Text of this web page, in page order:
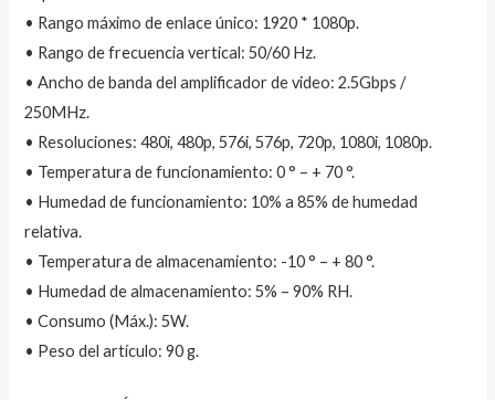
• Rango máximo de enlace único: 1920 * 1080p.
• Rango de frecuencia vertical: 50/60 Hz.
• Ancho de banda del amplificador de video: 2.5Gbps /
250MHz.
• Resoluciones: 480i, 480p, 576i, 576p, 720p, 1080i, 1080p.
• Temperatura de funcionamiento: 0 ° – + 70 °.
• Humedad de funcionamiento: 10% a 85% de humedad
relativa.
• Temperatura de almacenamiento: -10 ° – + 80 °.
• Humedad de almacenamiento: 5% – 90% RH.
• Consumo (Máx.): 5W.
• Peso del artículo: 90 g.